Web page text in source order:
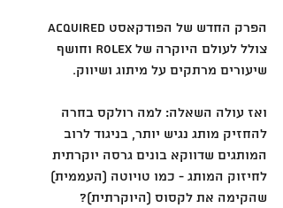
צולל לעולם היוקרה של Rolex וחושף
שיעורים מרתקים על מיתוג ושיווק.
ואז עולה השאלה: למה רולקס בחרה
להחזיק מותג נגיש יותר, בניגוד לרוב
המותגים שדווקא בונים גרסה יוקרתית
לחיזוק המותג - כמו טויוטה (העממית)
שהקימה את לקסוס (היוקרתית)?